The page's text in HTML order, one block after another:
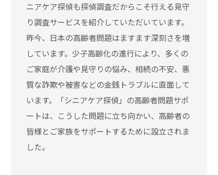
ニアケア探偵も探偵調査だからこそ行える見守
り調査サービスを紹介していただいています。
昨今、日本の高齢者問題はますます深刻さを増
しています。少子高齢化の進行により、多くの
ご家庭が介護や見守りの悩み、相続の不安、悪
質な詐欺や被害などの金銭トラブルに直面して
います。「シニアケア探偵」の高齢者問題サポ
ートは、こうした問題に立ち向かい、高齢者の
皆様とご家族をサポートするために設立されま
した。